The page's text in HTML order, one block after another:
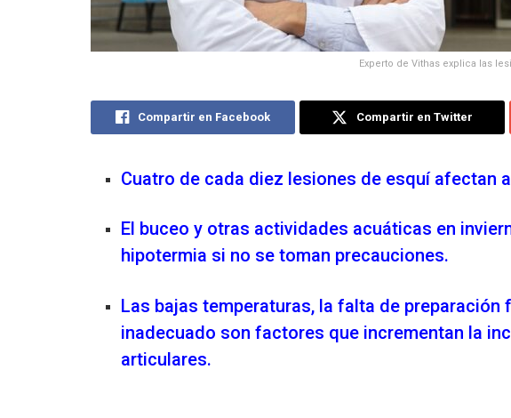
Experto de Vithas explica las
Compartir en Facebook Compartir en Twitter
Cuatro de cada diez lesiones de esquí afectan
El buceo y otras actividades acuáticas en
hipotermia si no se toman precauciones.
Las bajas temperaturas, la falta de
inadecuado son factores que incrementan la
articulares.